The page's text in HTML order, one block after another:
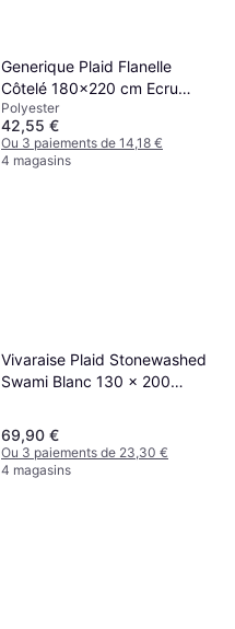
Generique Plaid Flanelle
Côtelé 180x220 cm Ecru
Couverture Beige
Polyester
42,55 €
Ou 3 paiements de 14,18 €
4 magasins
Vivaraise Plaid Stonewashed
Swami Blanc 130 x 200
69,90 €
Ou 3 paiements de 23,30 €
4 magasins